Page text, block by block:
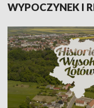
WYPOCZYNEK I